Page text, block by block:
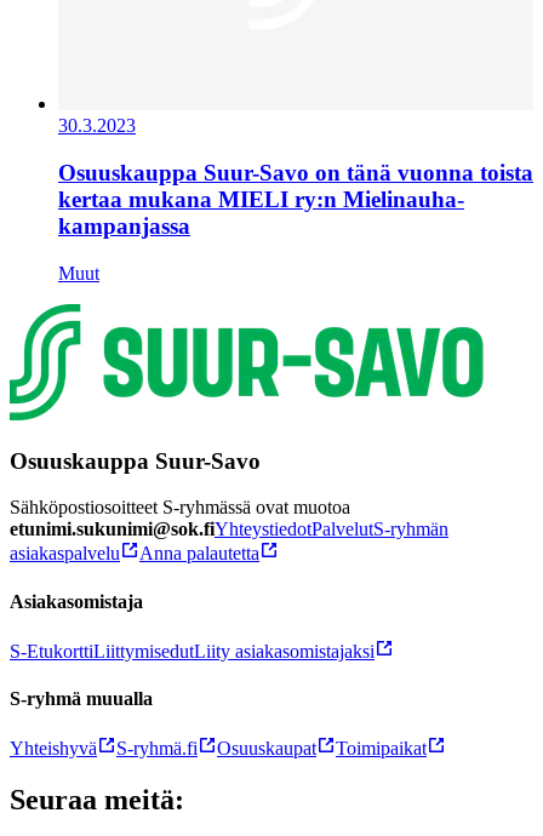
30.3.2023
Osuuskauppa Suur-Savo on tänä vuonna toista
kertaa mukana MIELI ry:n Mielinauha-
kampanjassa
Muut
Osuuskauppa Suur-Savo
Sähköpostiosoitteet S-ryhmässä ovat muotoa
etunimi.sukunimi@sok.fiYhteystiedotPalvelutS-ryhmän
asiakaspalvelu
Anna palautetta
Asiakasomistaja
S-EtukorttiLiittymisedutLiity asiakasomistajaksi
S-ryhmä muualla
Yhteishyvä S-ryhmä.fi Osuuskaupat Toimipaikat
Seuraa meitä: